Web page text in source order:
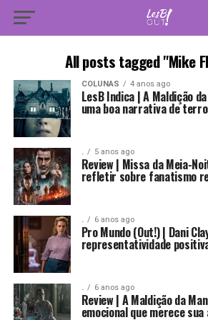
All posts tagged "Mike
COLUNAS 4 anos ago
LesB Indica | A Maldição
uma boa narrativa de
. 5 anos ago
Review | Missa da Meia-
refletir sobre fanatismo
. 6 anos ago
Pro Mundo (Out!) | Dani
representatividade
. 6 anos ago
Review | A Maldição da
emocional que merece